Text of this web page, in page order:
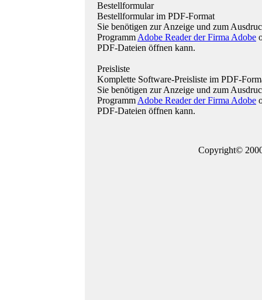
Bestellformular
Bestellformular im PDF-Format
Sie benötigen zur Anzeige und zum
Programm Adobe Reader der Firma Adobe
PDF-Dateien öffnen kann.
Preisliste
Komplette Software-Preisliste im PDF-
Sie benötigen zur Anzeige und zum
Programm Adobe Reader der Firma Adobe
PDF-Dateien öffnen kann.
Copyright©